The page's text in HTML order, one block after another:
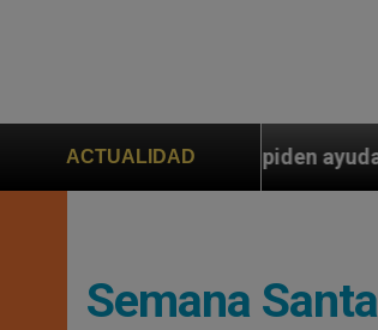
ACTUALIDAD
piden ayuda a Marco Rubio ante
Semana